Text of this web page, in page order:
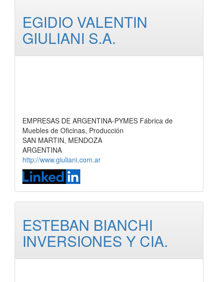
EGIDIO VALENTIN
GIULIANI S.A.
EMPRESAS DE ARGENTINA-PYMES Fábrica de
Muebles de Oficinas, Producción
SAN MARTIN, MENDOZA
ARGENTINA
http://www.giuliani.com.ar
ESTEBAN BIANCHI
INVERSIONES Y CIA.